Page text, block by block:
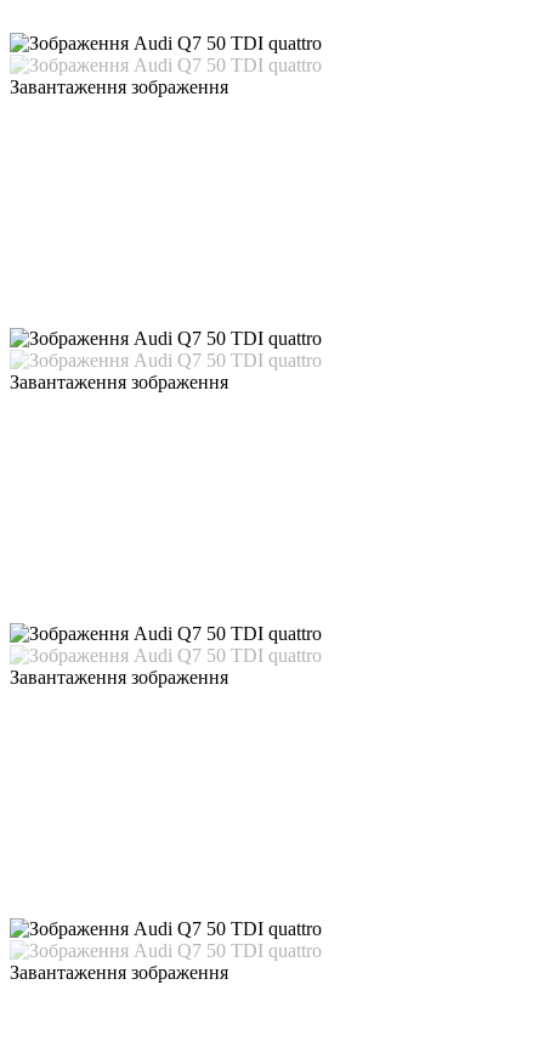
Завантаження зображення
Завантаження зображення
Завантаження зображення
Завантаження зображення